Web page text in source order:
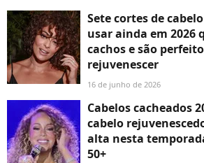
Sete cortes de
usar ainda em 2026
cachos e são
rejuvenescer
16 de junho de 2026
Cabelos cacheados
cabelo
alta nesta
50+